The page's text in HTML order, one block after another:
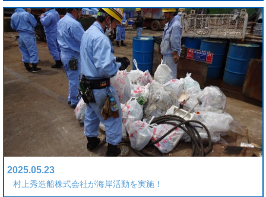
2025.05.23
村上秀造船株式会社が海岸活動を実施！